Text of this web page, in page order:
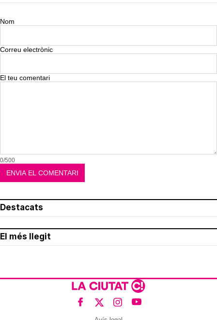
Nom
Correu electrònic
El teu comentari
0/500
Destacats
El més llegit